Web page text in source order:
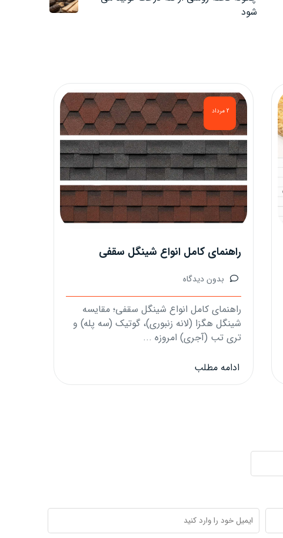
شود
2 مرداد
راهنمای کامل انواع شینگل سقفی
بدون دیدگاه
راهنمای کامل انواع شینگل سقفی؛ مقایسه
شینگل هگزا (لانه زنبوری)، گوتیک (سه پله) و
تری تب (آجری) امروزه ...
ادامه مطلب